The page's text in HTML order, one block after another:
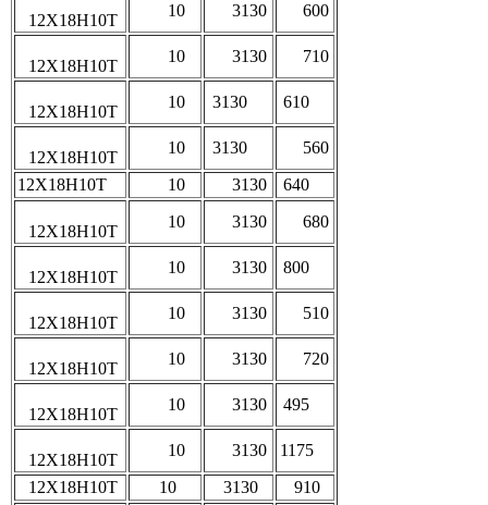
12Х18Н10Т
10 3130 600
12Х18Н10Т
10 3130 710
12Х18Н10Т
10 3130 610
12Х18Н10Т
10 3130
560
12Х18Н10Т
10 3130 640
12Х18Н10Т
10 3130 680
12Х18Н10Т
10 3130 800
12Х18Н10Т
10 3130 510
12Х18Н10Т
10 3130 720
12Х18Н10Т
10 3130 495
12Х18Н10Т
10 3130
1175
12Х18Н10Т
10 3130
910